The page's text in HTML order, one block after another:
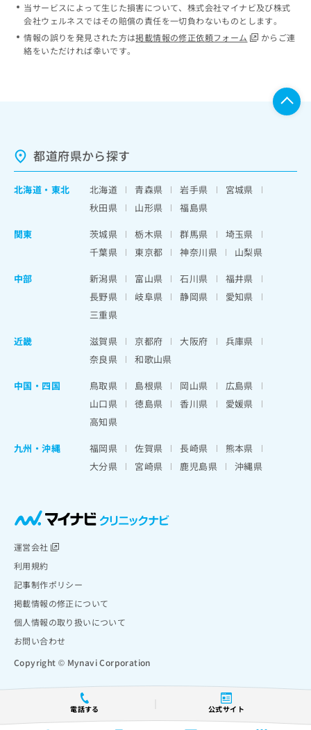
電話する 公式サイト
当サービスによって生じた損害について、株式会社マイナビ及び株式
会社ウェルネスではその賠償の責任を一切負わないものとします。
情報の誤りを発見された方は掲載情報の修正依頼フォーム
からご連
絡をいただければ幸いです。
都道府県から探す
北海道 ・ 東北 北海道 青森県 岩手県
宮城県
秋田県
山形県
福島県
関東
茨城県 栃木県 群馬県
埼玉県
千葉県
東京都 神奈川県
山梨県
中部
新潟県 富山県 石川県
福井県
長野県
岐阜県 静岡県
愛知県
三重県
近畿
滋賀県 京都府 大阪府
兵庫県
奈良県
和歌山県
中国・四国
鳥取県 島根県 岡山県
広島県
山口県
徳島県 香川県
愛媛県
高知県
九州・沖縄
福岡県 佐賀県 長崎県
熊本県
大分県
宮崎県 鹿児島県 沖縄県
運営会社
利用規約
記事制作ポリシー
掲載情報の修正について
個人情報の取り扱いについて
お問い合わせ
Copyright © Mynavi Corporation